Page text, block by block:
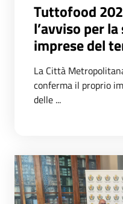
Tuttofood
l’avviso per
imprese del
La Città
conferma il proprio
delle ...